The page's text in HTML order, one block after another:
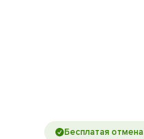
Бесплатая отмена
на